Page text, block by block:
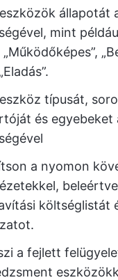
állapotát
mint
típusát,
és egyebeket
a nyomon
költséglistát
a fejlett